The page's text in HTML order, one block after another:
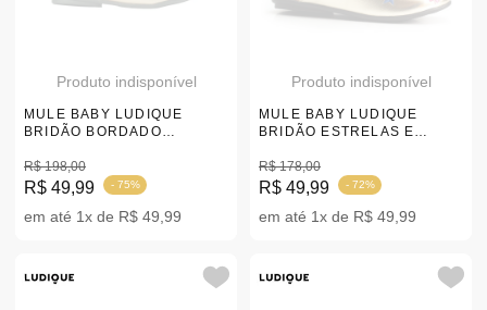
Produto indisponível
MULE BABY LUDIQUE
BRIDÃO BORDADO
27
R$ 198,00
R$ 49,99 - 75%
em até 1x de R$ 49,99
Produto indisponível
MULE BABY LUDIQUE
BRIDÃO ESTRELAS E
R$ 178,00
R$ 49,99 - 72%
em até 1x de R$ 49,99